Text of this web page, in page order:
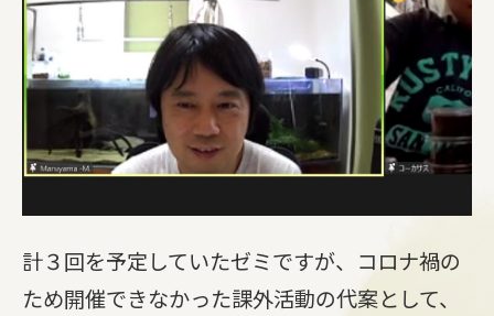
計３回を予定していたゼミですが、コロナ禍の
ため開催できなかった課外活動の代案として、